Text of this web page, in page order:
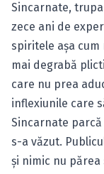
Sincarnate,
zece ani de
spiritele aşa
mai degrabă
care nu prea
inflexiunile care
Sincarnate
s-a văzut.
şi nimic nu